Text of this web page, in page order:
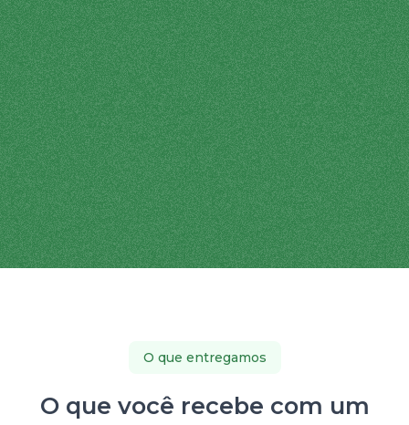
O que entregamos
O que você recebe com um